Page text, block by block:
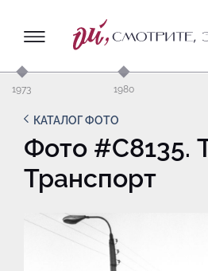
1973 1980
КАТАЛОГ ФОТО
Фото #C8135.
Транспорт